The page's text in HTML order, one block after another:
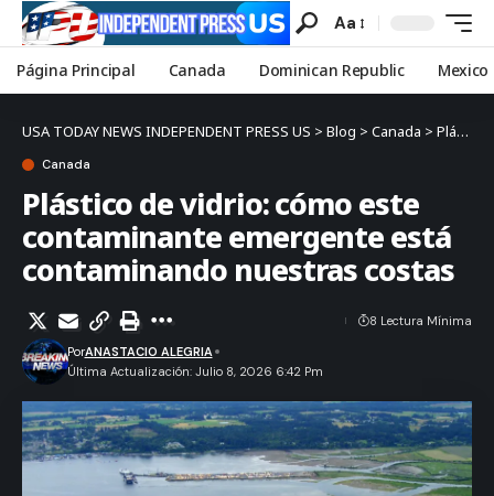
Aa
Página Principal Canada Dominican Republic Mexico
USA TODAY NEWS INDEPENDENT PRESS US > Blog > Canada > Plástico de vidrio: cómo este contaminante emergente está contaminando nuestras costas
Canada
Plástico de vidrio: cómo este
contaminante emergente está
contaminando nuestras costas
Última Actualización: Julio 8, 2026 6:42 Pm
PorANASTACIO ALEGRIA
8 Lectura Mínima